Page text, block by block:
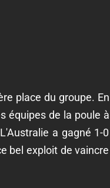
place du groupe. En
équipes de la poule à
a gagné 1-0
bel exploit de vaincre